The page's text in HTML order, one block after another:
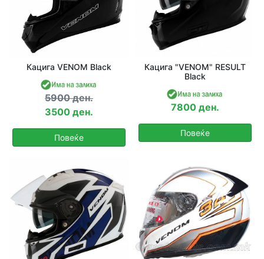
Кацига VENOM Black
5900 ден.
3500 ден.
Повеќе
Кацига "VENOM" RESULT
Black
7800 ден.
Повеќе